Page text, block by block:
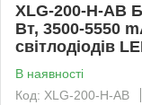
XLG-200-H-AB
Вт, 3500-5550
світлодіодів
В наявності
Код: XLG-200-H-AB